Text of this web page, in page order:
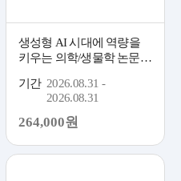
생성형 AI 시대에 역량을
키우는 의학/생물학 논문
기간 2026.08.31 -
2026.08.31
264,000원